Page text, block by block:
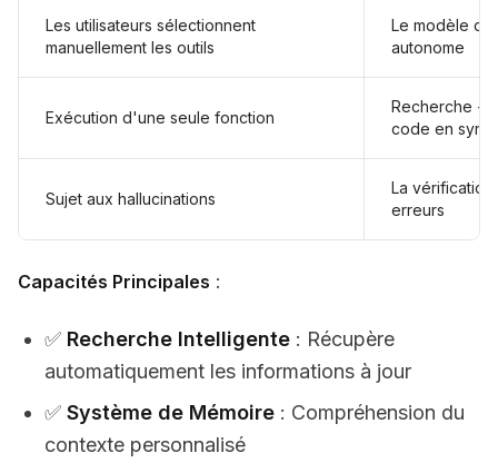
Les utilisateurs sélectionnent
manuellement les outils
Le modèle
autonome
Exécution d'une seule fonction
Recherche +
code en
Sujet aux hallucinations
La
erreurs
Capacités Principales :
✅ Recherche Intelligente : Récupère
automatiquement les informations à jour
✅ Système de Mémoire : Compréhension du
contexte personnalisé